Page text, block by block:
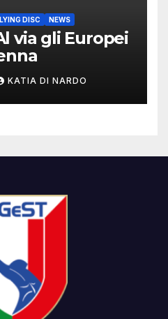
DISC NEWS
via gli Europei
KATIA DI NARDO